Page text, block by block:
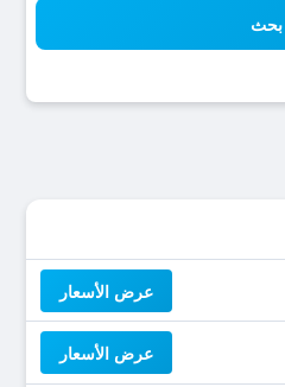
بحث
عرض الأسعار
عرض الأسعار